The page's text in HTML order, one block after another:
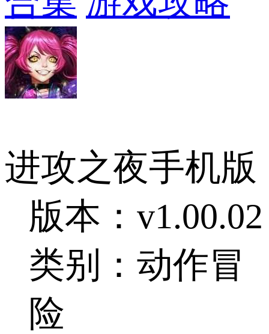
进攻之夜手机版
版本：v1.00.02
类别：动作冒
险